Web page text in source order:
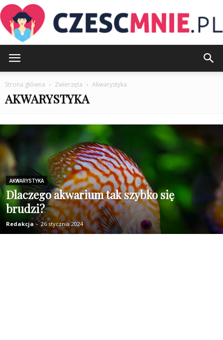
Strona główna Zwierzęta Akwarystyka
AKWARYSTYKA
AKWARYSTYKA
Dlaczego akwarium tak szybko się
brudzi?
Redakcja - 26 stycznia 2024